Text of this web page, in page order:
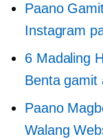
Paano
Instagram
6 Madaling
Benta gamit
Paano
Walang